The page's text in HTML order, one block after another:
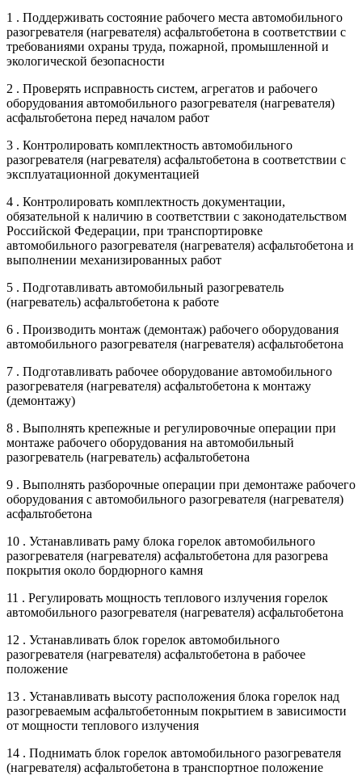
1 . Поддерживать состояние рабочего места автомобильного
разогревателя (нагревателя) асфальтобетона в соответствии с
требованиями охраны труда, пожарной, промышленной и
экологической безопасности
2 . Проверять исправность систем, агрегатов и рабочего
оборудования автомобильного разогревателя (нагревателя)
асфальтобетона перед началом работ
3 . Контролировать комплектность автомобильного
разогревателя (нагревателя) асфальтобетона в соответствии с
эксплуатационной документацией
4 . Контролировать комплектность документации,
обязательной к наличию в соответствии с законодательством
Российской Федерации, при транспортировке
автомобильного разогревателя (нагревателя) асфальтобетона и
выполнении механизированных работ
5 . Подготавливать автомобильный разогреватель
(нагреватель) асфальтобетона к работе
6 . Производить монтаж (демонтаж) рабочего оборудования
автомобильного разогревателя (нагревателя) асфальтобетона
7 . Подготавливать рабочее оборудование автомобильного
разогревателя (нагревателя) асфальтобетона к монтажу
(демонтажу)
8 . Выполнять крепежные и регулировочные операции при
монтаже рабочего оборудования на автомобильный
разогреватель (нагреватель) асфальтобетона
9 . Выполнять разборочные операции при демонтаже рабочего
оборудования с автомобильного разогревателя (нагревателя)
асфальтобетона
10 . Устанавливать раму блока горелок автомобильного
разогревателя (нагревателя) асфальтобетона для разогрева
покрытия около бордюрного камня
11 . Регулировать мощность теплового излучения горелок
автомобильного разогревателя (нагревателя) асфальтобетона
12 . Устанавливать блок горелок автомобильного
разогревателя (нагревателя) асфальтобетона в рабочее
положение
13 . Устанавливать высоту расположения блока горелок над
разогреваемым асфальтобетонным покрытием в зависимости
от мощности теплового излучения
14 . Поднимать блок горелок автомобильного разогревателя
(нагревателя) асфальтобетона в транспортное положение